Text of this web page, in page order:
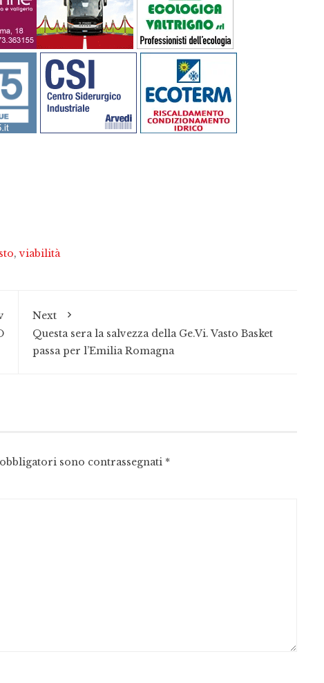
,viabilità
Next
Questa sera la salvezza della Ge.Vi. Vasto Basket
passa per l’Emilia Romagna
sono contrassegnati *